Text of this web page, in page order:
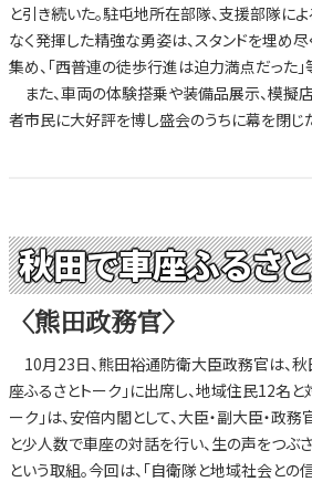
と引き続いた。駐屯地所在部隊、支援部隊に
なく発揮した精強な勇姿は、スタンドを埋め
集め、「西普連の徒歩行進は迫力満点だった」
また、車両の体験搭乗や装備品展示、模擬
者市民に大好評を博し盛会のうちに幕を閉じ
秋田で車座ふるさ
〈熊田政務官〉
10月23日、熊田裕通防衛大臣政務官は、秋
座ふるさとトーク」に出席し、地域住民12名と
ーク」は、安倍内閣として、大臣・副大臣・政
と少人数で車座の対話を行い、生の声をつぶ
という取組。今回は、「自衛隊と地域社会との